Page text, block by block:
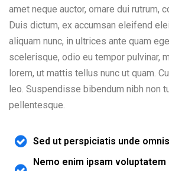
amet neque auctor, ornare dui rutrum,
Duis dictum, ex accumsan eleifend
aliquam nunc, in ultrices ante quam
scelerisque, odio eu tempor pulvinar,
lorem, ut mattis tellus nunc ut quam.
leo. Suspendisse bibendum nibh non
pellentesque.
Sed ut perspiciatis unde
Nemo enim ipsam